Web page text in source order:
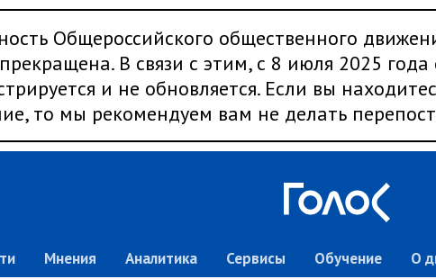
Общероссийского общественного
В связи с этим, с 8 июля 2025
и не обновляется. Если вы
то мы рекомендуем вам не делать
Мнения Аналитика Сервисы Обучение О